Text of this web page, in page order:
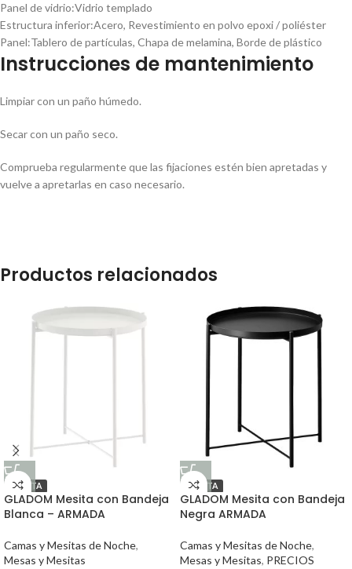
Panel de vidrio:Vidrio templado
Estructura inferior:Acero, Revestimiento en polvo epoxi / poliéster
Panel:Tablero de partículas, Chapa de melamina, Borde de plástico
Instrucciones de mantenimiento
Limpiar con un paño húmedo.
Secar con un paño seco.
Comprueba regularmente que las fijaciones estén bien apretadas y
vuelve a apretarlas en caso necesario.
Productos relacionados
OFERTA
GLADOM Mesita con Bandeja
Blanca – ARMADA
Camas y Mesitas de Noche,
Mesas y Mesitas
OFERTA
GLADOM Mesita con Bandeja
Negra ARMADA
Camas y Mesitas de Noche,
Mesas y Mesitas, PRECIOS